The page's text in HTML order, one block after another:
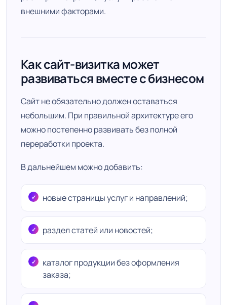
внешними факторами.
Как сайт-визитка может
развиваться вместе с бизнесом
Сайт не обязательно должен оставаться
небольшим. При правильной архитектуре его
можно постепенно развивать без полной
переработки проекта.
В дальнейшем можно добавить:
новые страницы услуг и направлений;
раздел статей или новостей;
каталог продукции без оформления
заказа;